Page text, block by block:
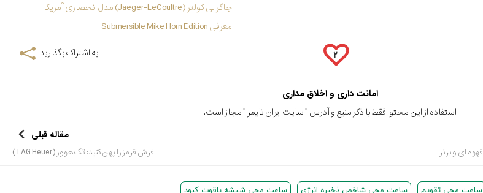
جاگر لی کولتر (Jaeger-LeCoultre) مدل انحصاری آمریکا
معرفی Submersible Mike Horn Edition
۲ به اشتراک بگذارید
امانت داری و اخلاق مداری
استفاده از این محتوا فقط با ذکر منبع و آدرس "سایت ایران تایمر " مجاز است.
مقاله قبلی
فرش قرمز را پهن کنید: تگ هوور (TAG Heuer)
ساعت مچی تقویم ساعت مچی شاخص ذخیره انرژی ساعت مچی شیشه یاقوت کبود